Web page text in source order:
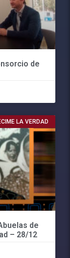
de
LA VERDAD
de
– 28/12